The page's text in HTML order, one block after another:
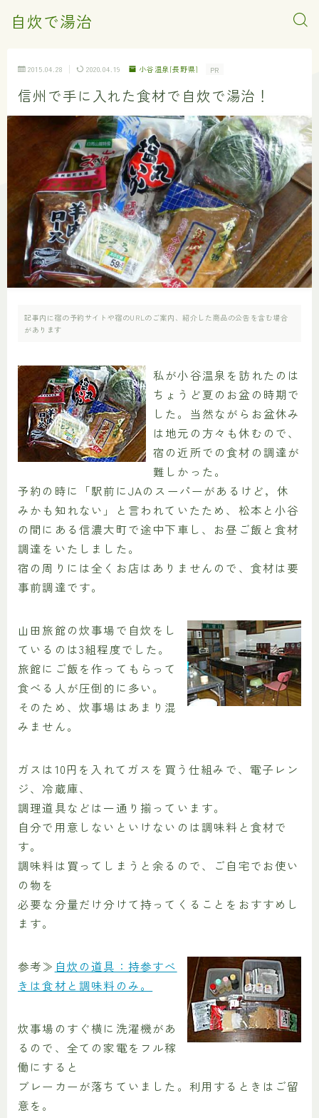
自炊で湯治
2015.04.28 2020.04.19 小谷温泉[長野県] PR
信州で手に入れた食材で自炊で湯治！
記事内に宿の予約サイトや宿のURLのご案内、紹介した商品の公告を含む場合
があります
私が小谷温泉を訪れたのは
ちょうど夏のお盆の時期で
した。当然ながらお盆休み
は地元の方々も休むので、
宿の近所での食材の調達が
難しかった。
予約の時に「駅前にJAのスーパーがあるけど，休
みかも知れない」と言われていたため、松本と小谷
の間にある信濃大町で途中下車し、お昼ご飯と食材
調達をいたしました。
宿の周りには全くお店はありませんので、食材は要
事前調達です。
山田旅館の炊事場で自炊をし
ているのは3組程度でした。
旅館にご飯を作ってもらって
食べる人が圧倒的に多い。
そのため、炊事場はあまり混
みません。
ガスは10円を入れてガスを買う仕組みで、電子レン
ジ、冷蔵庫、
調理道具などは一通り揃っています。
自分で用意しないといけないのは調味料と食材で
す。
調味料は買ってしまうと余るので、ご自宅でお使い
の物を
必要な分量だけ分けて持ってくることをおすすめし
ます。
参考≫ 自炊の道具：持参すべ
きは食材と調味料のみ。
炊事場のすぐ横に洗濯機があ
るので、全ての家電をフル稼
働にすると
ブレーカーが落ちていました。利用するときはご留
意を。